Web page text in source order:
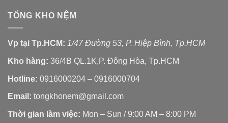
TỔNG KHO NỆM
Vp tại Tp.HCM: 1/47 Đường 53, P. Hiệp Bình, Tp.HCM
Kho hàng: 36/4B QL.1K,P. Đông Hòa, Tp.HCM
Hotline: 0916000204 – 0916000704
Email: tongkhonem@gmail.com
Thời gian làm việc: Mon – Sun / 9:00 AM – 8:00 PM